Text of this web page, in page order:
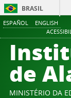
ESPAÑOL ENGLISH
BRASIL
de
MINISTÉRIO DA